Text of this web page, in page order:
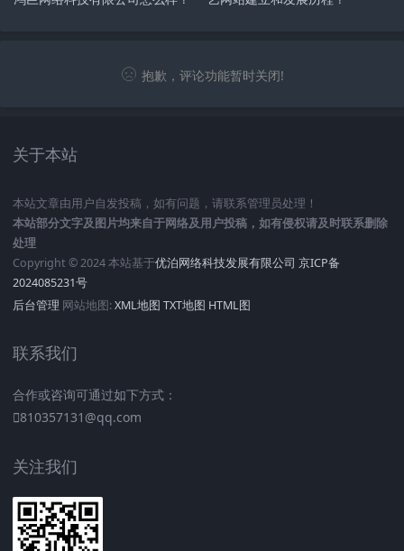
抱歉，评论功能暂时关闭!
关于本站
本站文章由用户自发投稿，如有问题，请联系管理员处理！
本站部分文字及图片均来自于网络及用户投稿，如有侵权请及时联系删除
处理
Copyright © 2024 本站基于优泊网络科技发展有限公司 京ICP备
2024085231号
后台管理 网站地图:XML地图 TXT地图 HTML图
联系我们
合作或咨询可通过如下方式：
810357131@qq.com
关注我们